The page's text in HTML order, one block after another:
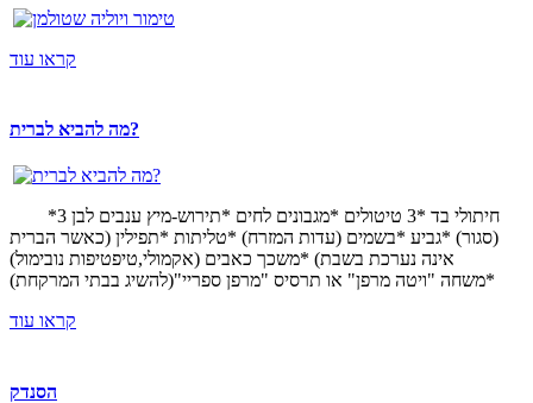
קראו עוד
מה להביא לברית?
*3 חיתולי בד *3 טיטולים *מגבונים לחים *תירוש-מיץ ענבים לבן
(סגור) *גביע *בשמים (עדות המזרח) *טליתות *תפילין (כאשר הברית
אינה נערכת בשבת) *משכך כאבים (אקמולי,טיפטיפות נובימול)
קראו עוד
הסנדק